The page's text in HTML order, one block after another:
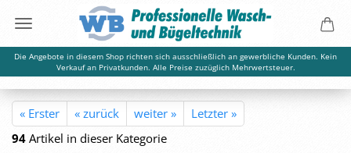
Die Angebote in diesem Shop richten sich ausschließlich an gewerbliche Kunden. Kein
Verkauf an Privatkunden. Alle Preise zuzüglich Mehrwertsteuer.
« Erster « zurück weiter »
Letzter »
94 Artikel in dieser Kategorie